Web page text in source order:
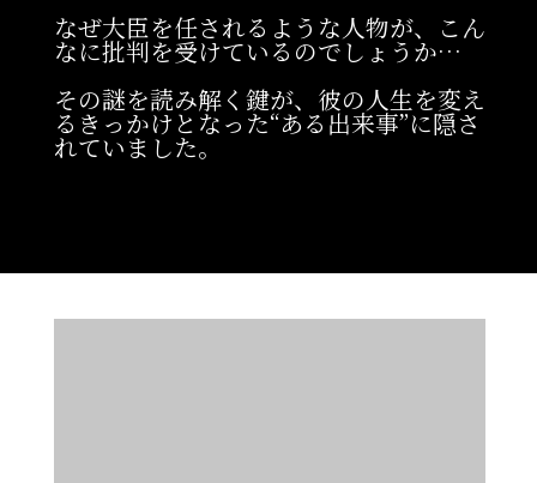
なぜ大臣を任されるような人物が、こん
なに批判を受けているのでしょうか…
その謎を読み解く鍵が、彼の人生を変え
るきっかけとなった“ある出来事”に隠さ
れていました。